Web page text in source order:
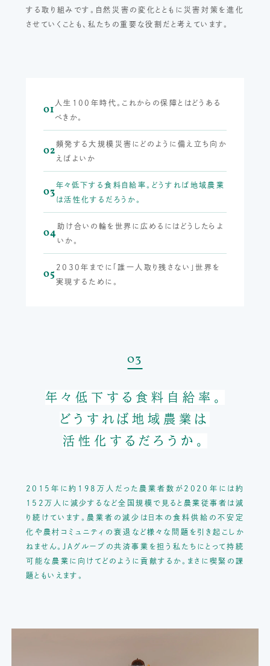
する取り組みです。自然災害の変化とともに災害対策を進化
させていくことも、私たちの重要な役割だと考えています。
01
人生100年時代。これからの保障とはどうある
べきか。
02
頻発する大規模災害にどのように備え立ち向か
えばよいか
03
年々低下する食料自給率。どうすれば地域農業
は活性化するだろうか。
04
助け合いの輪を世界に広めるにはどうしたらよ
いか。
05
2030年までに「誰一人取り残さない」世界を
実現するために。
03
年々低下する食料自給率。
どうすれば地域農業は
活性化するだろうか。
2015年に約198万人だった農業者数が2020年には約
152万人に減少するなど全国規模で見ると農業従事者は減
り続けています。 農業者の減少は日本の食料供給の不安定
化や農村コミュニティの衰退など様々な問題を引き起こしか
ねません。
JAグループの共済事業を担う私たちにとって持続
可能な農業に向けてどのように貢献するか。 まさに喫緊の課
題ともいえます。